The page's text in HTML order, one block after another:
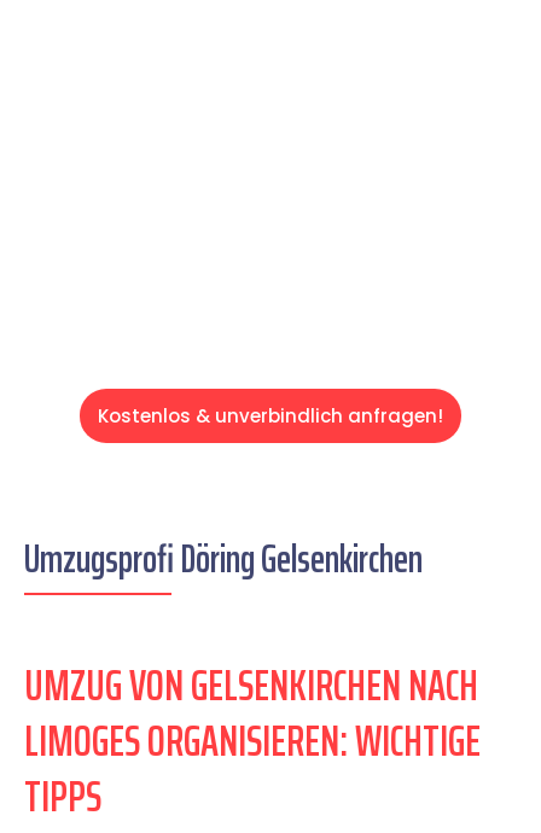
Kostenlos & unverbindlich anfragen!
Umzugsprofi Döring Gelsenkirchen
UMZUG VON GELSENKIRCHEN NACH
LIMOGES ORGANISIEREN: WICHTIGE
TIPPS